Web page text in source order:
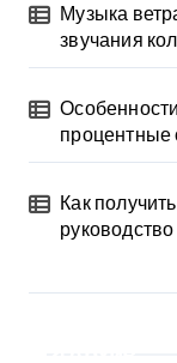
Музыка
звучания
процентные
Как
руководство